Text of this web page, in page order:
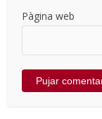
Pàgina web